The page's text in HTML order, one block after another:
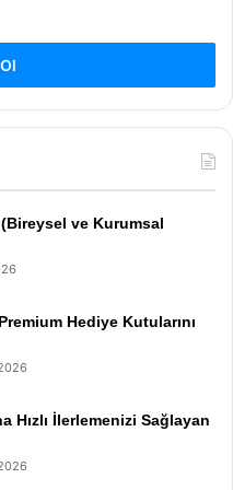
(Bireysel ve Kurumsal
Hediye Kutularını
Hızlı İlerlemenizi Sağlayan